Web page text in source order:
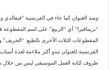
ومنذ العنوان كما جاء في الفرنسية “فيفالدي
“بريمافيرا” أي “الربيع” على اسم
المقطوعات الثلاث الأخرى بالطبع: “الخريف”
الفرنسية للعنوان تبدو أكثر ملاءمة لعدة
ظروف كتابة العمل الموسيقي ليس من خلال